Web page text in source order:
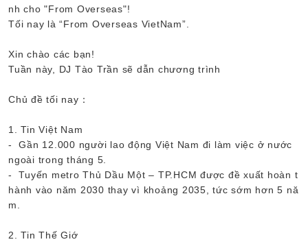
nh cho "From Overseas"!
Tối nay là “From Overseas VietNam”.
Xin chào các bạn!
Tuần này, DJ Tào Trần sẽ dẫn chương trình
Chủ đề tối nay：
1. Tin Việt Nam
- Gần 12.000 người lao động Việt Nam đi làm việc ở nước
ngoài trong tháng 5.
- Tuyến metro Thủ Dầu Một – TP.HCM được đề xuất hoàn t
hành vào năm 2030 thay vì khoảng 2035, tức sớm hơn 5 nă
m.
2. Tin Thế Giớ